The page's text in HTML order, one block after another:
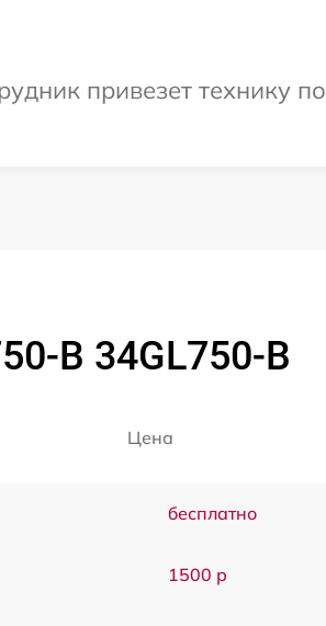
привезет технику по
B 34GL750-B
Цена
бесплатно
1500 р